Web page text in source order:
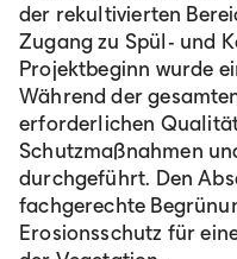
der rekultivierten
Zugang zu Spül- und
Projektbeginn wurde
Während der
erforderlichen
Schutzmaßnahmen
durchgeführt. Den
fachgerechte
Erosionsschutz für